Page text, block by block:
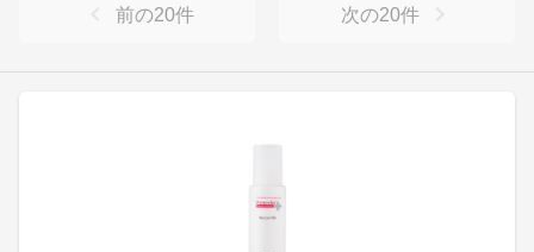
前の20件 次の20件